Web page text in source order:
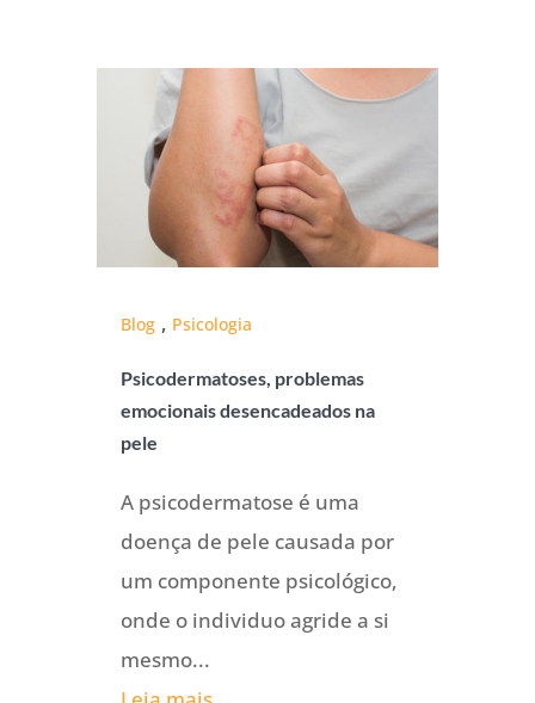
Blog , Psicologia
Psicodermatoses, problemas
emocionais desencadeados na
pele
A psicodermatose é uma
doença de pele causada por
um componente psicológico,
onde o individuo agride a si
mesmo...